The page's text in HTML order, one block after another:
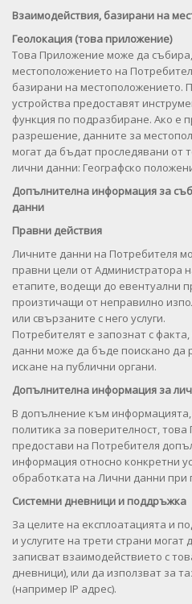
Взаимодействия, базирани на
Геолокация (това приложение)
Това Приложение може да
местоположението на
базирани на местоположението.
устройства предоставят
функция по подразбиране. Ако е
разрешение, данните за
могат да бъдат проследявани от
лични данни: Географско
Допълнителна информация за
данни
Правни действия
Личните данни на Потребителя
правни цели от Администратора
етапите, водещи до евентуални
произтичащи от неправилно
или свързаните с него услуги.
Потребителят е запознат с
данни може да бъде поискано да
искане на публични органи.
Допълнителна информация за
В допълнение към
политика за поверителност,
предостави на Потребителя
информация относно конкретни
обработката на Лични данни при
Системни дневници и поддръжка
За целите на експлоатацията и
и услугите на трети страни
записват взаимодействието с
дневници), или да използват за
(например IP адрес).